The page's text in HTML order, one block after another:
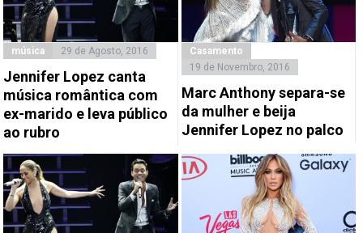
música 29 de Agosto, 2016
Jennifer Lopez canta
música romântica com
ex-marido e leva público
ao rubro
Casamento
19 de Novembro, 2016
Marc Anthony separa-se
da mulher e beija
Jennifer Lopez no palco